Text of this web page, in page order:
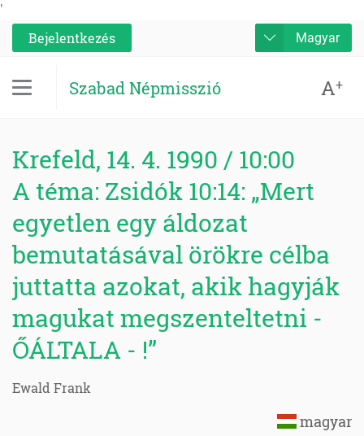
'
Bejelentkezés
Magyar
Szabad Népmisszió A+
Krefeld, 14. 4. 1990 / 10:00
A téma: Zsidók 10:14: „Mert
egyetlen egy áldozat
bemutatásával örökre célba
juttatta azokat, akik hagyják
magukat megszenteltetni -
ŐÁLTALA - !”
Ewald Frank
magyar